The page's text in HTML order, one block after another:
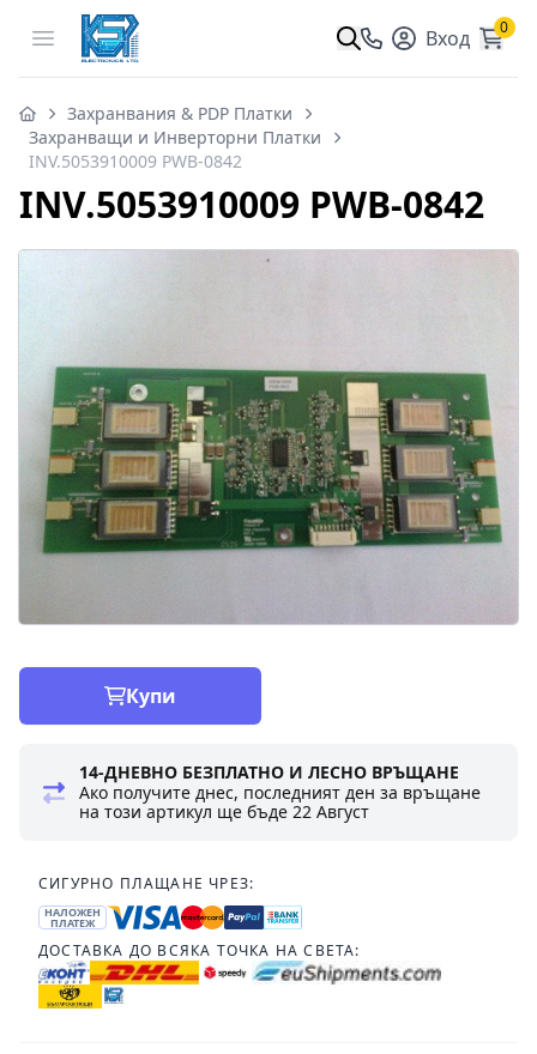
Open menu Вход 0
Захранвания & PDP Платки
Захранващи и Инверторни Платки
INV.5053910009 PWB-0842
INV.5053910009 PWB-0842
Купи
14-ДНЕВНО БЕЗПЛАТНО И ЛЕСНО ВРЪЩАНЕ
Ако получите днес, последният ден за връщане
на този артикул ще бъде22 Август
СИГУРНО ПЛАЩАНЕ ЧРЕЗ:
НАЛОЖЕН
ПЛАТЕЖ
ДОСТАВКА ДО ВСЯКА ТОЧКА НА СВЕТА: